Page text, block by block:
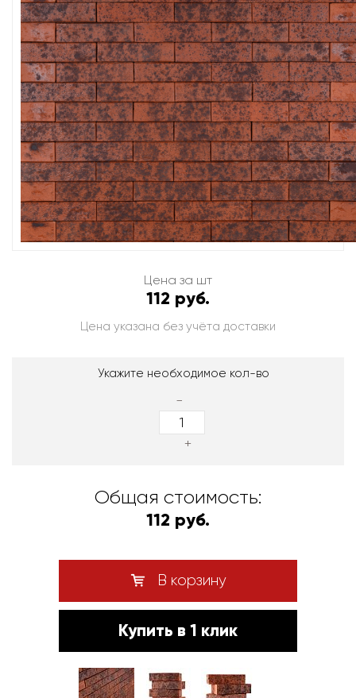
Цена за шт
112 руб.
Цена указана без учёта доставки
Укажите необходимое кол-во
-
+
Общая стоимость:
112 руб.
В корзину
Купить в 1 клик